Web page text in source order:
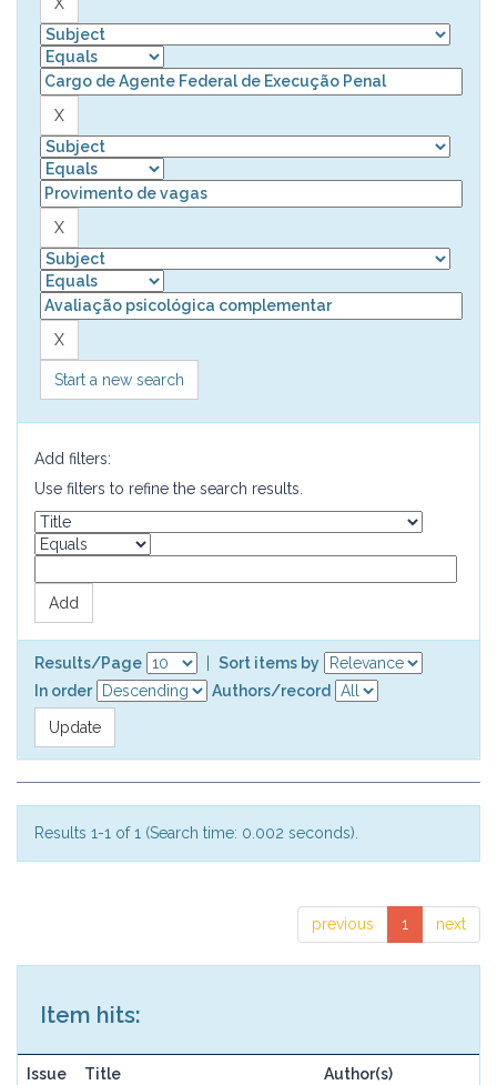
Start a new search
Add filters:
Use filters to refine the search results.
Results/Page
Sort items by
In order
Authors/record
Results 1-1 of 1 (Search time: 0.002 seconds).
previous 1 next
Item hits:
Issue Title Author(s)